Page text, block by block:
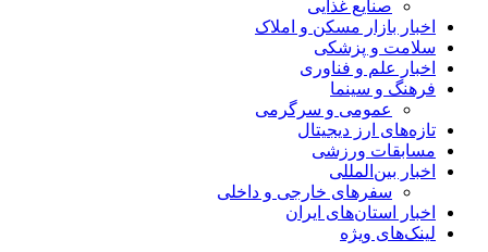
صنایع غذایی
اخبار بازار مسکن و املاک
سلامت و پزشکی
اخبار علم و فناوری
فرهنگ و سینما
عمومی و سرگرمی
تازه‌های ارز دیجیتال
مسابقات ورزشی
اخبار بین‌المللی
سفرهای خارجی و داخلی
اخبار استان‌های ایران
لینک‌های ویژه